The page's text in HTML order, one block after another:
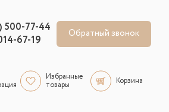
500-77-44
67-19 Обратный звонок
Избранные
товары
Корзина